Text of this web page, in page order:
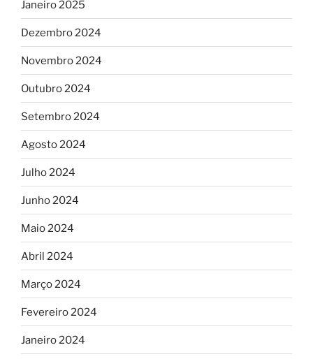
Janeiro 2025
Dezembro 2024
Novembro 2024
Outubro 2024
Setembro 2024
Agosto 2024
Julho 2024
Junho 2024
Maio 2024
Abril 2024
Março 2024
Fevereiro 2024
Janeiro 2024